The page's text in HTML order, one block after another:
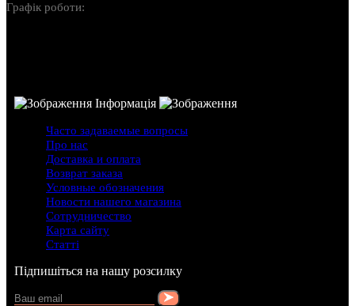
Графік роботи:
Інформація
Часто задаваемые вопросы
Про нас
Доставка и оплата
Возврат заказа
Условные обозначения
Новости нашего магазина
Сотрудничество
Карта сайту
Статті
Підпишіться на нашу розсилку